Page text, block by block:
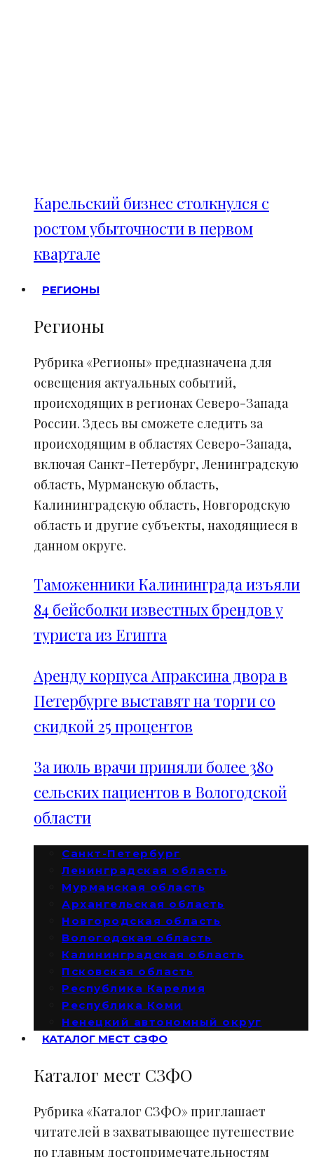
Карельский бизнес столкнулся с
ростом убыточности в первом
квартале
РЕГИОНЫ
Регионы
Рубрика «Регионы» предназначена для
освещения актуальных событий,
происходящих в регионах Северо-Запада
России. Здесь вы сможете следить за
происходящим в областях Северо-Запада,
включая Санкт-Петербург, Ленинградскую
область, Мурманскую область,
Калининградскую область, Новгородскую
область и другие субъекты, находящиеся в
данном округе.
Таможенники Калининграда изъяли
84 бейсболки известных брендов у
туриста из Египта
Аренду корпуса Апраксина двора в
Петербурге выставят на торги со
скидкой 25 процентов
За июль врачи приняли более 380
сельских пациентов в Вологодской
области
Санкт-Петербург
Ленинградская область
Мурманская область
Архангельская область
Новгородская область
Вологодская область
Калининградская область
Псковская область
Республика Карелия
Республика Коми
Ненецкий автономный округ
КАТАЛОГ МЕСТ СЗФО
Каталог мест СЗФО
Рубрика «Каталог СЗФО» приглашает
читателей в захватывающее путешествие
по главным достопримечательностям